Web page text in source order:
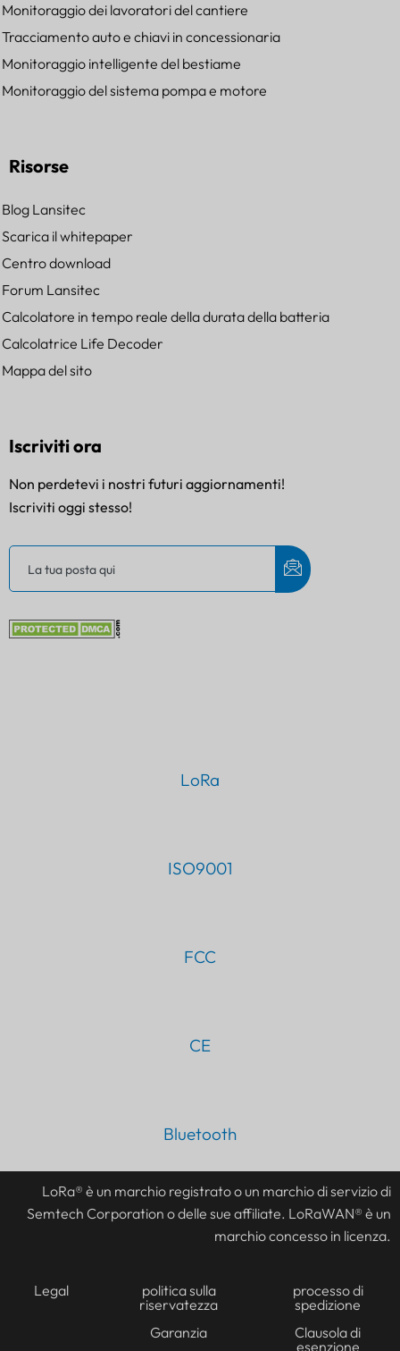
Monitoraggio dei lavoratori del cantiere
Tracciamento auto e chiavi in concessionaria
Monitoraggio intelligente del bestiame
Monitoraggio del sistema pompa e motore
Risorse
Blog Lansitec
Scarica il whitepaper
Centro download
Forum Lansitec
Calcolatore in tempo reale della durata della batteria
Calcolatrice Life Decoder
Mappa del sito
Iscriviti ora
Non perdetevi i nostri futuri aggiornamenti!
Iscriviti oggi stesso!
LoRa
ISO9001
FCC
CE
Bluetooth
LoRa® è un marchio registrato o un marchio di servizio di
Semtech Corporation o delle sue affiliate. LoRaWAN® è un
marchio concesso in licenza.
Legal
politica sulla
riservatezza
Garanzia
processo di
spedizione
Clausola di
esenzione
TH
FR
ES
JA
AR